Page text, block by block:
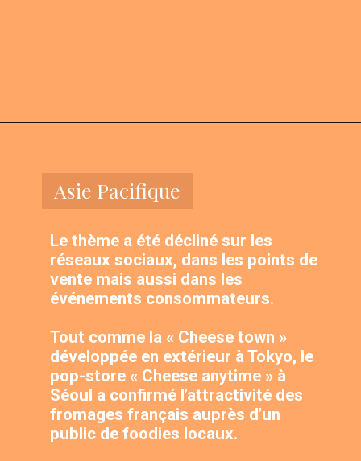
Asie Pacifique
Le thème a été décliné sur les
réseaux sociaux, dans les points de
vente mais aussi dans les
événements consommateurs.
Tout comme la « Cheese town »
développée en extérieur à Tokyo, le
pop-store « Cheese anytime » à
Séoul a confirmé l’attractivité des
fromages français auprès d’un
public de foodies locaux.